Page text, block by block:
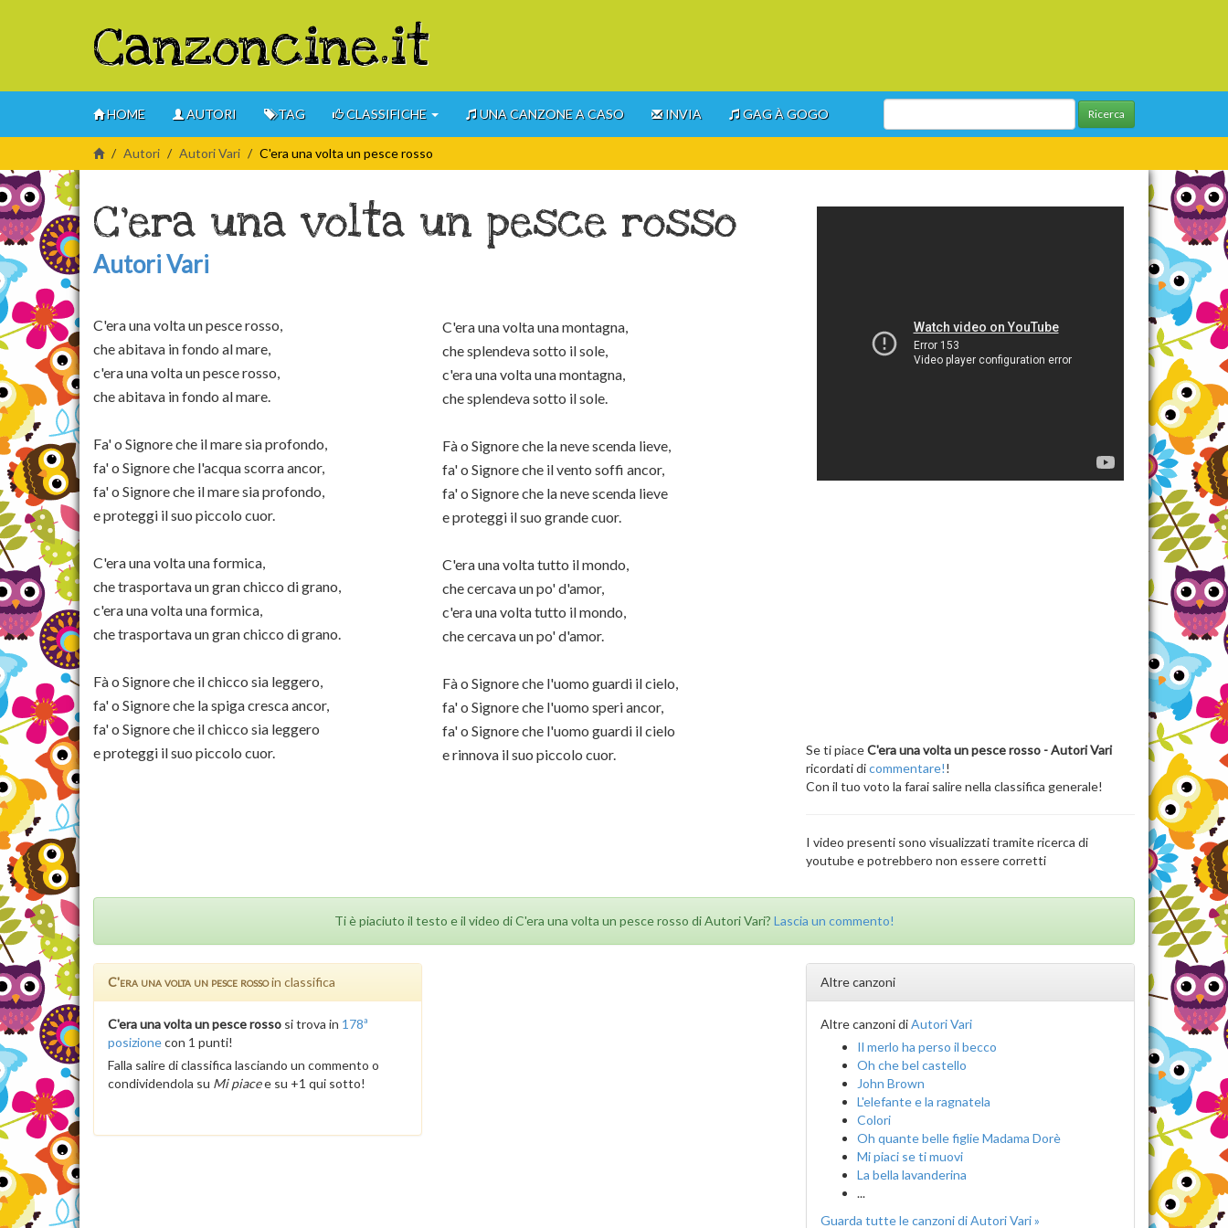
Canzoncine.it
HOME AUTORI TAG CLASSIFICHE UNA CANZONE A CASO INVIA GAG À GOGO Ricerca
Autori Autori Vari C'era una volta un pesce rosso
C'era una volta un pesce rosso
Autori Vari
C'era una volta un pesce rosso,
che abitava in fondo al mare,
c'era una volta un pesce rosso,
che abitava in fondo al mare.
Fa' o Signore che il mare sia profondo,
fa' o Signore che l'acqua scorra ancor,
fa' o Signore che il mare sia profondo,
e proteggi il suo piccolo cuor.
C'era una volta una formica,
che trasportava un gran chicco di grano,
c'era una volta una formica,
che trasportava un gran chicco di grano.
Fà o Signore che il chicco sia leggero,
fa' o Signore che la spiga cresca ancor,
fa' o Signore che il chicco sia leggero
e proteggi il suo piccolo cuor.
C'era una volta una montagna,
che splendeva sotto il sole,
c'era una volta una montagna,
che splendeva sotto il sole.
Fà o Signore che la neve scenda lieve,
fa' o Signore che il vento soffi ancor,
fa' o Signore che la neve scenda lieve
e proteggi il suo grande cuor.
C'era una volta tutto il mondo,
che cercava un po' d'amor,
c'era una volta tutto il mondo,
che cercava un po' d'amor.
Fà o Signore che l'uomo guardi il cielo,
fa' o Signore che l'uomo speri ancor,
fa' o Signore che l'uomo guardi il cielo
e rinnova il suo piccolo cuor.
Se ti piaceC'era una volta un pesce rosso - Autori Vari
ricordati dicommentare!!
Con il tuo voto la farai salire nella classifica generale!
I video presenti sono visualizzati tramite ricerca di
youtube e potrebbero non essere corretti
Ti è piaciuto il testo e il video di C'era una volta un pesce rosso di Autori Vari? Lascia un commento!
C'era una volta un pesce rossoin classifica
C'era una volta un pesce rosso si trova in 178ª
posizionecon 1 punti!
Falla salire di classifica lasciando un commento o
condividendola su Mi piacee su +1 qui sotto!
Altre canzoni
Altre canzoni diAutori Vari
Il merlo ha perso il becco
Oh che bel castello
John Brown
L'elefante e la ragnatela
Colori
Oh quante belle figlie Madama Dorè
Mi piaci se ti muovi
La bella lavanderina
...
Guarda tutte le canzoni di Autori Vari »